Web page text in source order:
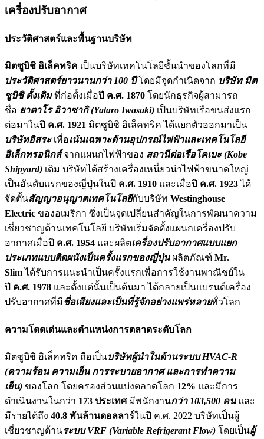
เครื่องปรับอากาศ
ประวัติศาสตร์และพื้นฐานบริษัท
มิตซูบิชิ อิเล็คทริค เป็นบริษัทเทคโนโลยีชั้นนำของโลกที่มี
ประวัติศาสตร์ยาวนานกว่า 100 ปีโดยมีจุดกำเนิดจาก บริษัท มิต
ซูบิชิ ดั้งเดิมที่ก่อตั้งเมื่อปี ค.ศ. 1870 โดยนักธุรกิจผู้สามารถ
ชื่อ ยาตาโร อิวาซากิ (Yataro Iwasaki) เป็นบริษัทเรือขนส่งแรก
ต่อมาในปี ค.ศ. 1921 มิตซูบิชิ อิเล็คทริค ได้แยกตัวออกมาเป็น
บริษัทอิสระเพื่อเน้นเฉพาะด้านอุปกรณ์ไฟฟ้าและเทคโนโลยี
อิเล็กทรอนิกส์จากแผนกไฟฟ้าของ สถานีต่อเรือโคเบะ (Kobe
Shipyard) เดิม บริษัทได้สร้างเครื่องเหนี่ยวนำไฟฟ้าขนาดใหญ่
เป็นอันดับแรกของญี่ปุ่นในปี ค.ศ. 1910 และเมื่อปี ค.ศ. 1923ได้
จัดตั้นสัญญาอนุญาตเทคโนโลยีกับบริษัท Westinghouse
Electric ของอเมริกา ซึ่งเป็นจุดเปลี่ยนสำคัญในการพัฒนาความ
เชี่ยวชาญด้านเทคโนโลยี บริษัทเริ่มจัดตั้งแผนกเครื่องปรับ
อากาศเมื่อปี ค.ศ. 1954 และผลิตเครื่องปรับอากาศแบบแยก
ประเภทแบบติดผนังเป็นครั้งแรกของญี่ปุ่นผลิตภัณฑ์ Mr.
Slimได้รับการแนะนำเป็นครั้งแรกเพื่อการใช้งานพาณิชย์ใน
ปี ค.ศ. 1978 และตั้งแต่นั้นเป็นต้นมา ได้กลายเป็นแบรนด์เครื่อง
ปรับอากาศที่มีชื่อเสียงและเป็นที่รู้จักอย่างแพร่หลายทั่วโลก
ความโดดเด่นและตำแหน่งการตลาดระดับโลก
มิตซูบิชิ อิเล็คทริค ถือเป็นบริษัทผู้นำในด้านระบบ HVAC-R
(ความร้อน ความเย็น การระบายอากาศ และการทำความ
เย็น) ของโลก โดยครองส่วนแบ่งตลาดโลก 12% และมีการ
ดำเนินงานในกว่า 173 ประเทศมีพนักงานกว่า 103,500 คนและ
มีรายได้ถึง 40.8 พันล้านดอลลาร์ในปี ค.ศ. 2022 บริษัทเป็นผู้
เชี่ยวชาญด้านระบบ VRF (Variable Refrigerant Flow) โดยเป็นผู้